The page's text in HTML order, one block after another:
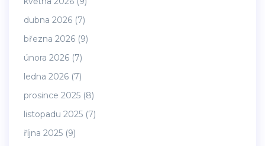
dubna 2026 (7)
března 2026 (9)
února 2026 (7)
ledna 2026 (7)
prosince 2025 (8)
listopadu 2025 (7)
října 2025 (9)